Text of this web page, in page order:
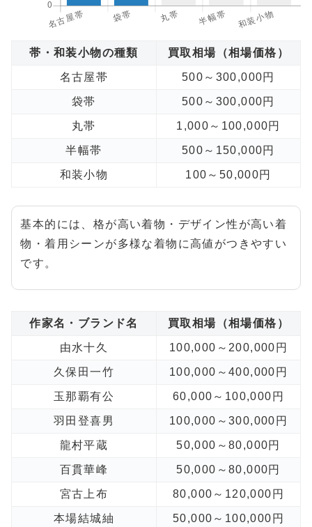
帯・和装小物の種類 買取相場（相場価格）
名古屋帯 500～300,000円
袋帯 500～300,000円
丸帯 1,000～100,000円
半幅帯 500～150,000円
和装小物 100～50,000円
基本的には、格が高い着物・デザイン性が高い着
物・着用シーンが多様な着物に高値がつきやすい
です。
作家名・ブランド名 買取相場（相場価格）
由水十久 100,000～200,000円
久保田一竹 100,000～400,000円
玉那覇有公 60,000～100,000円
羽田登喜男 100,000～300,000円
龍村平蔵 50,000～80,000円
百貫華峰 50,000～80,000円
宮古上布 80,000～120,000円
本場結城紬 50,000～100,000円